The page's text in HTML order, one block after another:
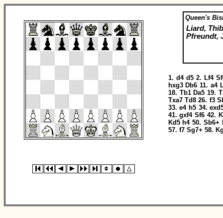
Queen's
Liard,
Pfreundt,
1. d4 d52.Lf4
hxg3 Db6 11. a4
18. Tb1 Da5 19.
Txa7 Td826. f3
33.e4 h5 34.
41.gxf4 Sf6 42.
Kd5 h450. Sb6+
57. f7 Sg7+ 58.